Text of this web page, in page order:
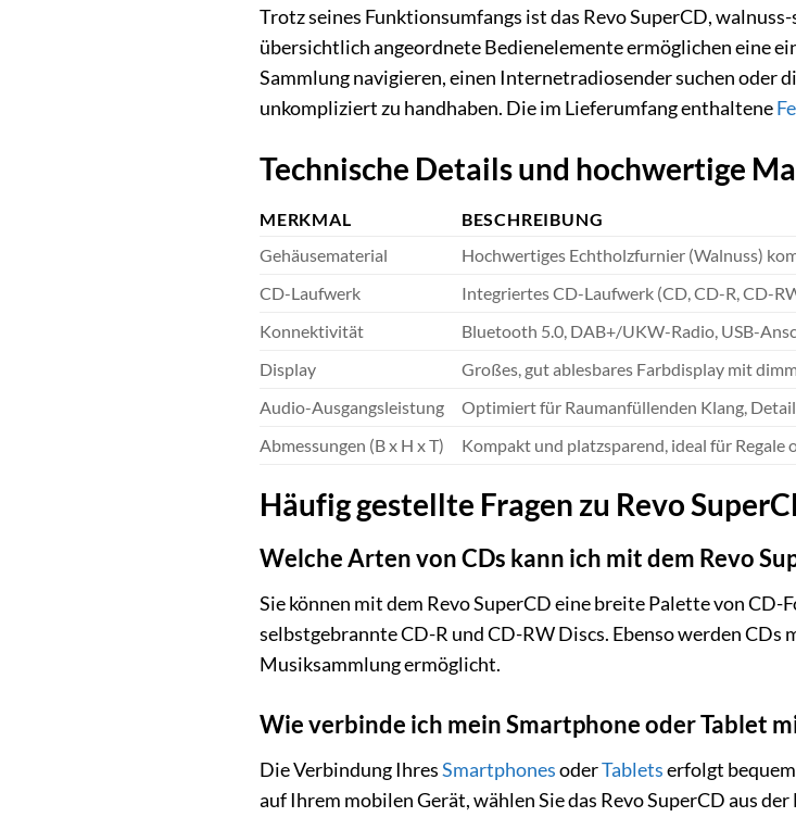
Trotz seines Funktionsumfangs ist das Revo SuperCD,
übersichtlich angeordnete Bedienelemente ermöglichen eine
Sammlung navigieren, einen Internetradiosender suchen oder
unkompliziert zu handhaben. Die im Lieferumfang enthaltene
Technische Details und hochwertige
MERKMAL
BESCHREIBUNG
Gehäusematerial
Hochwertiges Echtholzfurnier (Walnuss)
CD-Laufwerk
Integriertes CD-Laufwerk (CD, CD-R, CD-
Konnektivität
Bluetooth 5.0, DAB+/UKW-Radio, USB-
Display
Großes, gut ablesbares Farbdisplay mit
Audio-Ausgangsleistung
Optimiert für Raumanfüllenden Klang,
Abmessungen (B x H x T)
Kompakt und platzsparend, ideal für Regale
Häufig gestellte Fragen zu Revo
Welche Arten von CDs kann ich mit dem Revo
Sie können mit dem Revo SuperCD eine breite Palette von
selbstgebrannte CD-R und CD-RW Discs. Ebenso werden
Musiksammlung ermöglicht.
Wie verbinde ich mein Smartphone oder Tablet
Die Verbindung IhresSmartphonesoderTabletserfolgt
auf Ihrem mobilen Gerät, wählen Sie das Revo SuperCD aus